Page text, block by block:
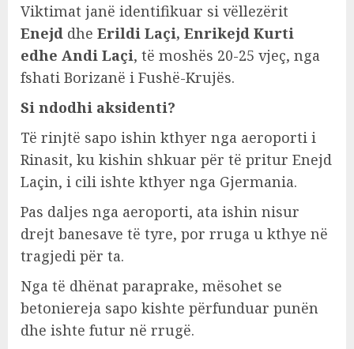
Viktimat janë identifikuar si vëllezërit
Enejd dhe Erildi Laçi, Enrikejd Kurti
edhe Andi Laçi, të moshës 20-25 vjeç, nga
fshati Borizanë i Fushë-Krujës.
Si ndodhi aksidenti?
Të rinjtë sapo ishin kthyer nga aeroporti i
Rinasit, ku kishin shkuar për të pritur Enejd
Laçin, i cili ishte kthyer nga Gjermania.
Pas daljes nga aeroporti, ata ishin nisur
drejt banesave të tyre, por rruga u kthye në
tragjedi për ta.
Nga të dhënat paraprake, mësohet se
betoniereja sapo kishte përfunduar punën
dhe ishte futur në rrugë.